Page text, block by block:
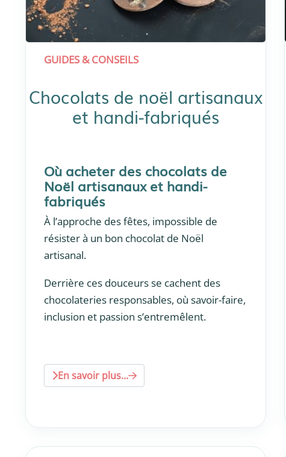
GUIDES & CONSEILS
Chocolats de noël artisanaux
et handi-fabriqués
Où acheter des chocolats de
Noël artisanaux et handi-
fabriqués
À l’approche des fêtes, impossible de
résister à un bon chocolat de Noël
artisanal.
Derrière ces douceurs se cachent des
chocolateries responsables, où savoir-faire,
inclusion et passion s’entremêlent.
En savoir plus...